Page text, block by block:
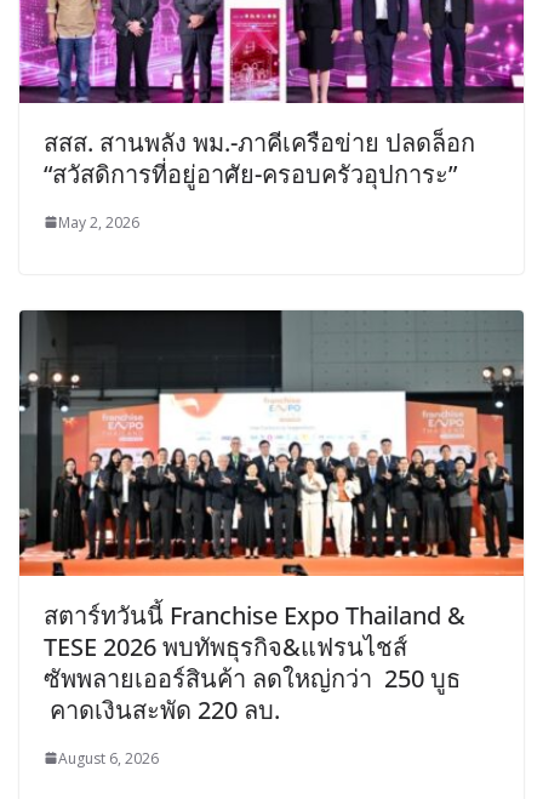
สสส. สานพลัง พม.-ภาคีเครือข่าย ปลดล็อก
“สวัสดิการที่อยู่อาศัย-ครอบครัวอุปการะ”
May 2, 2026
สตาร์ทวันนี้ Franchise Expo Thailand &
TESE 2026 พบทัพธุรกิจ&แฟรนไชส์
ซัพพลายเออร์สินค้า ลดใหญ่กว่า 250 บูธ
คาดเงินสะพัด 220 ลบ.
August 6, 2026